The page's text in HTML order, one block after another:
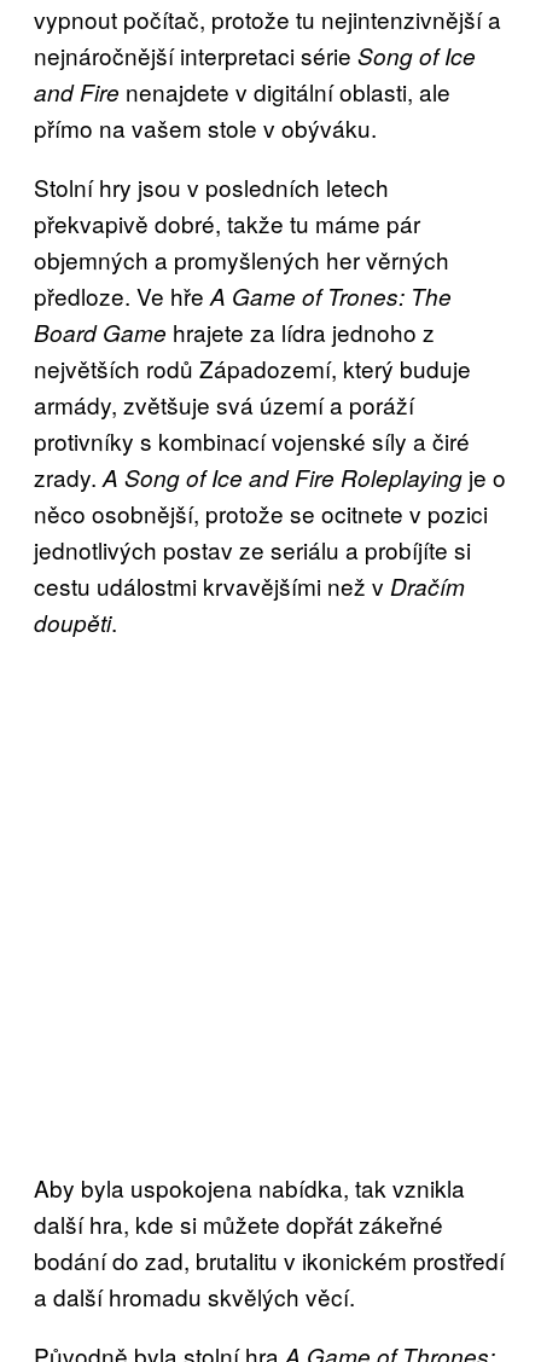
vypnout počítač, protože tu nejintenzivnější a
nejnáročnější interpretaci série Song of Ice
and Fire nenajdete v digitální oblasti, ale
přímo na vašem stole v obýváku.
Stolní hry jsou v posledních letech
překvapivě dobré, takže tu máme pár
objemných a promyšlených her věrných
předloze. Ve hře A Game of Trones: The
Board Game hrajete za lídra jednoho z
největších rodů Západozemí, který buduje
armády, zvětšuje svá území a poráží
protivníky s kombinací vojenské síly a čiré
zrady. A Song of Ice and Fire Roleplaying je o
něco osobnější, protože se ocitnete v pozici
jednotlivých postav ze seriálu a probíjíte si
cestu událostmi krvavějšími než v Dračím
doupěti.
Aby byla uspokojena nabídka, tak vznikla
další hra, kde si můžete dopřát zákeřné
bodání do zad, brutalitu v ikonickém prostředí
a další hromadu skvělých věcí.
Původně byla stolní hra A Game of Thrones: